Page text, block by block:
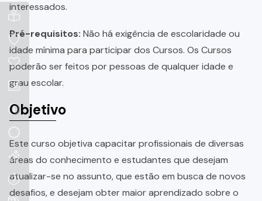
interessados.
Pré-requisitos: Não há exigência de escolaridade ou
idade mínima para participar dos Cursos. Os Cursos
poderão ser feitos por pessoas de qualquer idade e
grau escolar.
Objetivo
Este curso objetiva capacitar profissionais de diversas
áreas do conhecimento e estudantes que desejam
atualizar-se no assunto, que estão em busca de novos
desafios, e desejam obter maior aprendizado sobre o